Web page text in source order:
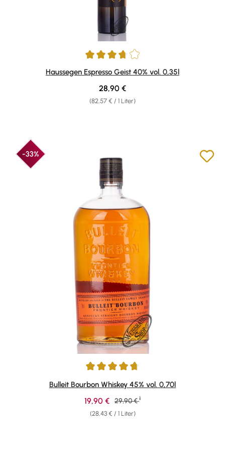
Durchschnittliche Bewertung von 3.8 von 5 Sternen
Haussegen Espresso Geist 40% vol. 0,35l
(82,57 € / 1 Liter)
Regulärer Preis:
28,90 €
-33%
Durchschnittliche Bewertung von 4.69 von 5 Sternen
Bulleit Bourbon Whiskey 45% vol. 0,70l
(28,43 € / 1 Liter)
Verkaufspreis:
19,90 € Regulärer Preis:
29,90 € 1